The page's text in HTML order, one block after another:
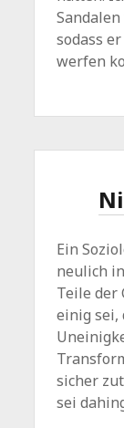
sodass
werfen
Ein
neulich
Teile der
einig sei,
sicher
sei